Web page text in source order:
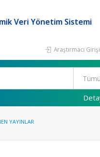
Veri Yönetim Sistemi
Araştırmacı Girişi
YAYINLAR